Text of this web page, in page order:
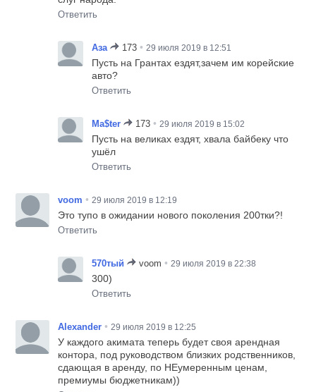
Ответить
Аза 173 • 29 июля 2019 в 12:51
Пусть на Грантах ездят,зачем им корейские
авто?
Ответить
Ma$ter 173 • 29 июля 2019 в 15:02
Пусть на великах ездят, хвала байбеку что
ушёл
Ответить
voom • 29 июля 2019 в 12:19
Это тупо в ожидании нового поколения 200тки?!
Ответить
570тый voom • 29 июля 2019 в 22:38
300)
Ответить
Alexander • 29 июля 2019 в 12:25
У каждого акимата теперь будет своя арендная
контора, под руководством близких родственников,
сдающая в аренду, по НЕумеренным ценам,
премиумы бюджетникам))